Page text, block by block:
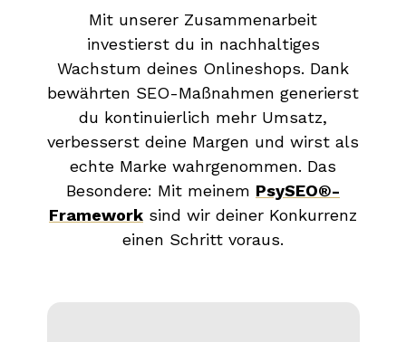
Mit unserer Zusammenarbeit
investierst du in nachhaltiges
Wachstum deines Onlineshops. Dank
bewährten SEO-Maßnahmen generierst
du kontinuierlich mehr Umsatz,
verbesserst deine Margen und wirst als
echte Marke wahrgenommen. Das
Besondere: Mit meinem PsySEO®-
Framework sind wir deiner Konkurrenz
einen Schritt voraus.